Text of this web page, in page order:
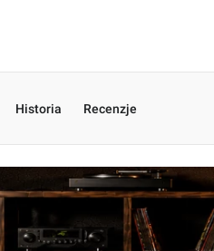
Historia Recenzje